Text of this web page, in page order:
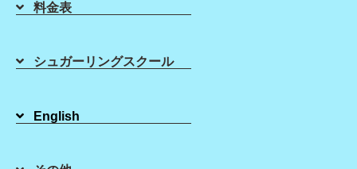
料金表
シュガーリングスクール
English
Sugaring School
Blog シュガーリング‗VIO一覧
2021年04月17日 ワックスよりも高価な理由【シュガーリング】